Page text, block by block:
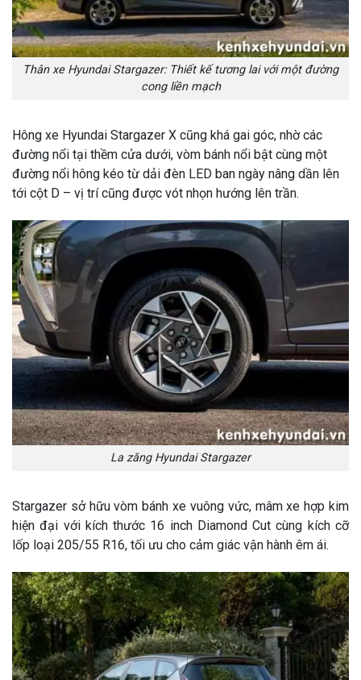
Thân xe Hyundai Stargazer: Thiết kế tương lai với một đường
cong liền mạch
Hông xe Hyundai Stargazer X cũng khá gai góc, nhờ các
đường nổi tại thềm cửa dưới, vòm bánh nổi bật cùng một
đường nổi hông kéo từ dải đèn LED ban ngày nâng dần lên
tới cột D – vị trí cũng được vót nhọn hướng lên trần.
La zăng Hyundai Stargazer
Stargazer sở hữu vòm bánh xe vuông vức, mâm xe hợp kim
hiện đại với kích thước 16 inch Diamond Cut cùng kích cỡ
lốp loại 205/55 R16, tối ưu cho cảm giác vận hành êm ái.